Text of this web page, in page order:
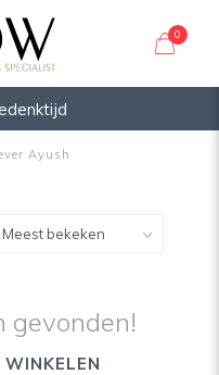
0
Ayush
gevonden!
WINKELEN